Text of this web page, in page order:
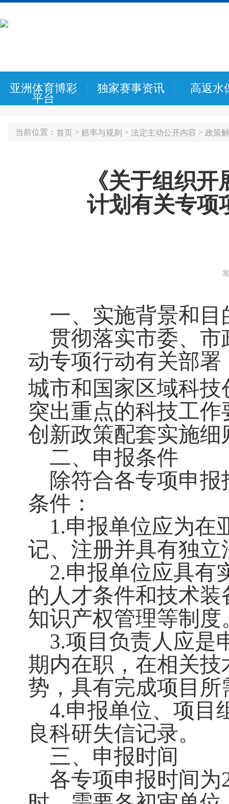
亚洲体育博彩
平台
独家赛事资讯 高返水
当前位置： 首页 > 赔率与规则 > 法定主动公开内容 > 政策
《关于组织
计划有关专项
一、实施背景和目
贯彻落实市委、
动专项行动有关部
城市和国家区域科
突出重点的科技工
创新政策配套实施细
二、申报条件
除符合各专项申
条件：
1.申报单位应为在
记、注册并具有独
2.申报单位应具有
的人才条件和技术
知识产权管理等制度
3.项目负责人应是
期内在职，在相关
势，具有完成项目
4.申报单位、项目
良科研失信记录。
三、申报时间
各专项申报时间为